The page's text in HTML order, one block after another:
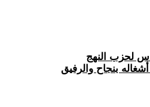
لحزب النهج
بنجاح والرفيق